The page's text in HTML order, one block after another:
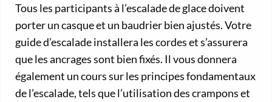
Tous les participants à l’escalade de glace doivent
porter un casque et un baudrier bien ajustés. Votre
guide d’escalade installera les cordes et s’assurera
que les ancrages sont bien fixés. Il vous donnera
également un cours sur les principes fondamentaux
de l’escalade, tels que l’utilisation des crampons et